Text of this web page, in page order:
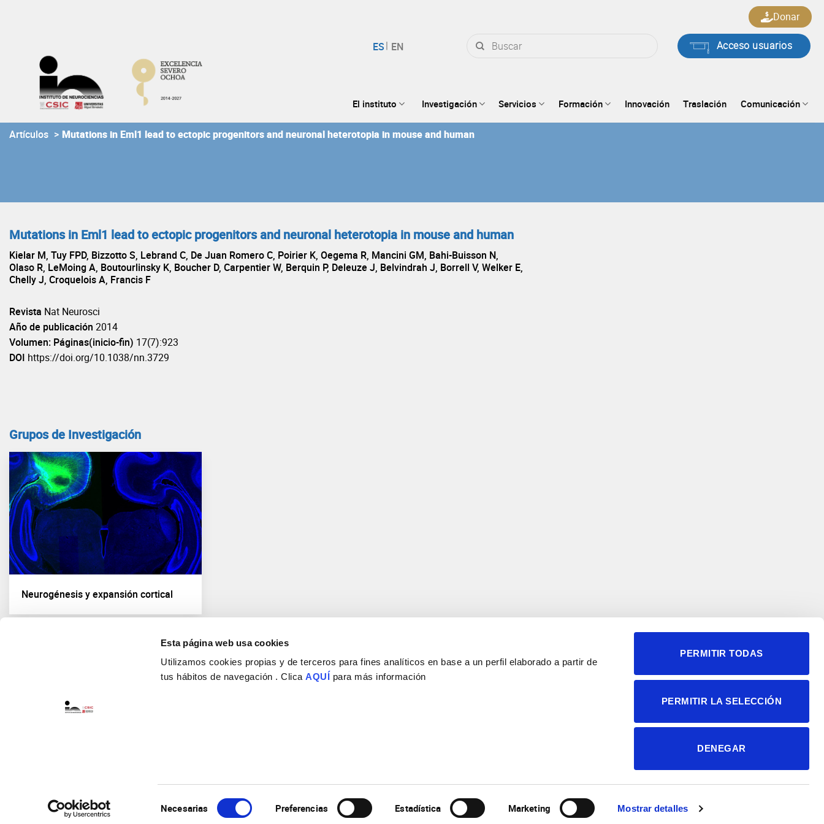
Esta página web usa cookies
Utilizamos cookies propias y de terceros para fines analíticos en base a un perfil elaborado a partir de
tus hábitos de navegación . ClicaAQUÍ para más información
de
Necesarias Preferencias Estadística Marketing Mostrar detalles
PERMITIR TODAS
PERMITIR LA SELECCIÓN
DENEGAR
por:
Acceso usuarios
Donar
El instituto Investigación Servicios Formación Innovación Traslación Comunicación
Artículos > Mutations in Eml1 lead to ectopic progenitors and neuronal heterotopia in mouse and human
Mutations in Eml1 lead to ectopic progenitors and neuronal heterotopia in mouse and human
Kielar M, Tuy FPD, Bizzotto S, Lebrand C, De Juan Romero C, Poirier K, Oegema R, Mancini GM, Bahi-Buisson N,
Olaso R, LeMoing A, Boutourlinsky K, Boucher D, Carpentier W, Berquin P, Deleuze J, Belvindrah J, Borrell V, Welker E,
Chelly J, Croquelois A, Francis F
Revista Nat Neurosci
Año de publicación 2014
Volumen: Páginas(inicio-fin) 17(7):923
DOI https://doi.org/10.1038/nn.3729
Grupos de Investigación
Neurogénesis y expansión cortical
Neurociencias
Política de privacidad
Accesibilidad